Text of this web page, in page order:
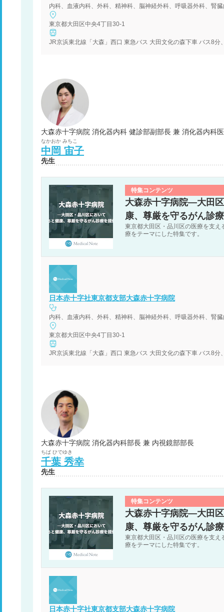
内科、血液内科、外科、精神科、脳神経外科、呼吸器外科、腎
東京都大田区中央4丁目30-1
JR京浜東北線「大森」西口 東急バス 大田文化の森下車 バス8
大森赤十字病院 消化器内科 健診部副部長 兼 消化器内科
なかおか みちこ
中岡 宙子
先生
特集コンテンツ
大森赤十字病院―大田
康、尊厳を守るがん診
東京都大田区・品川区の医療を支
療をテーマにした特集です。
日本赤十字社東京都支部大森赤十字病院
内科、血液内科、外科、精神科、脳神経外科、呼吸器外科、腎
東京都大田区中央4丁目30-1
JR京浜東北線「大森」西口 東急バス 大田文化の森下車 バス8
大森赤十字病院 消化器内科部長 兼 内視鏡部部長
ちば ひでゆき
千葉 秀幸
先生
特集コンテンツ
大森赤十字病院―大田
康、尊厳を守るがん診
東京都大田区・品川区の医療を支
療をテーマにした特集です。
日本赤十字社東京都支部大森赤十字病院